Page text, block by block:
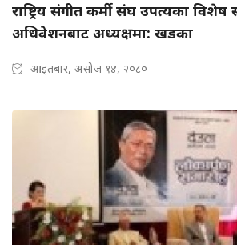
राष्ट्रिय संगीत कर्मी संघ उपत्यका विशेष
अधिवेशनबाट अध्यक्षमा: खडका
आइतबार, असोज १४, २०८०